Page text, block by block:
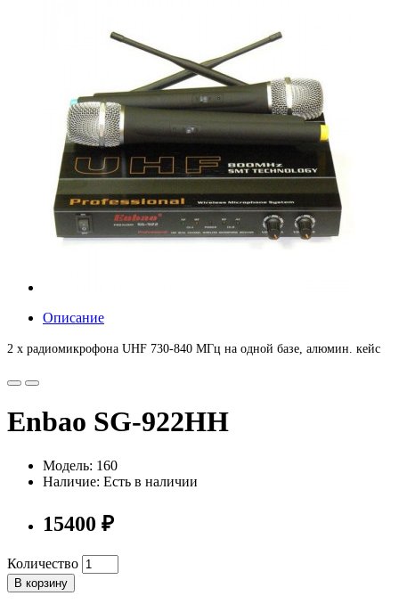
Описание
2 х радиомикрофона UHF 730-840 МГц на одной базе, алюмин. кейс
Enbao SG-922HH
Модель: 160
Наличие: Есть в наличии
15400 ₽
Количество
В корзину